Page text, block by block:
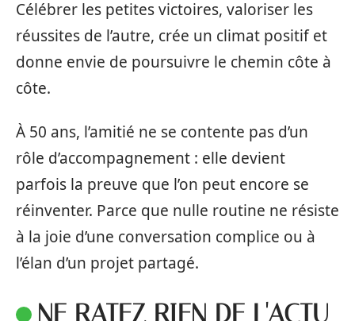
Célébrer les petites victoires, valoriser les
réussites de l’autre, crée un climat positif et
donne envie de poursuivre le chemin côte à
côte.
À 50 ans, l’amitié ne se contente pas d’un
rôle d’accompagnement : elle devient
parfois la preuve que l’on peut encore se
réinventer. Parce que nulle routine ne résiste
à la joie d’une conversation complice ou à
l’élan d’un projet partagé.
NE RATEZ RIEN DE L'ACTU